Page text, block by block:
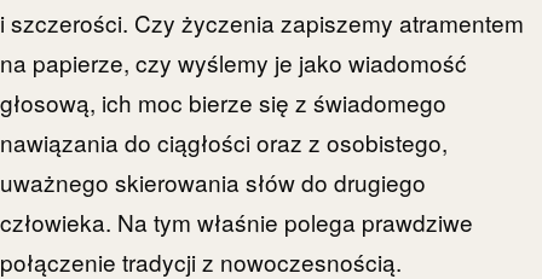
i szczerości. Czy życzenia zapiszemy atramentem
na papierze, czy wyślemy je jako wiadomość
głosową, ich moc bierze się z świadomego
nawiązania do ciągłości oraz z osobistego,
uważnego skierowania słów do drugiego
człowieka. Na tym właśnie polega prawdziwe
połączenie tradycji z nowoczesnością.